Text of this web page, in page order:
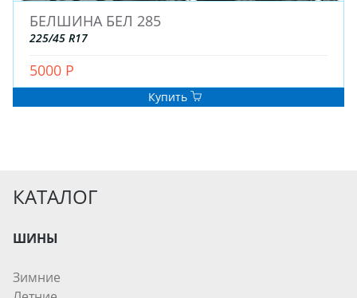
БЕЛШИНА БЕЛ 285
225/45 R17
5000 Р
Купить
КАТАЛОГ
ШИНЫ
Зимние